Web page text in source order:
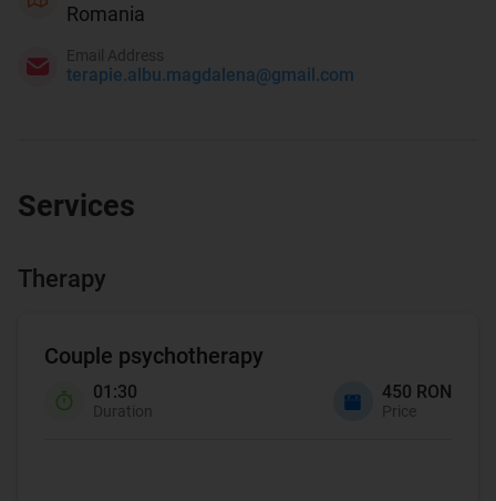
Romania
terapie.albu.magdalena@gmail.com
Email Address
Services
Therapy
Couple psychotherapy
01:30
Duration
450 RON
Price